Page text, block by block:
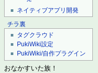
ネイティブアプリ開発
チラ裏
タグクラウド
PukiWiki設定
PukiWiki/自作プラグイン
おなかすいた族！